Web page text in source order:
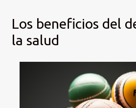
Los beneficios del
la salud